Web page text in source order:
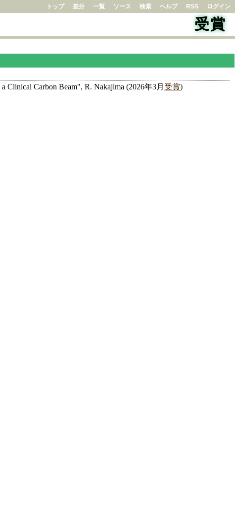
トップ 差分 一覧 ソース 検索 ヘルプ RSS ログイン
受賞
Clinical Carbon Beam", R. Nakajima (2026年3月 受賞)